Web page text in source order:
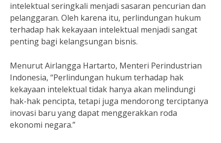
intelektual seringkali menjadi sasaran pencurian dan
pelanggaran. Oleh karena itu, perlindungan hukum
terhadap hak kekayaan intelektual menjadi sangat
penting bagi kelangsungan bisnis.
Menurut Airlangga Hartarto, Menteri Perindustrian
Indonesia, “Perlindungan hukum terhadap hak
kekayaan intelektual tidak hanya akan melindungi
hak-hak pencipta, tetapi juga mendorong terciptanya
inovasi baru yang dapat menggerakkan roda
ekonomi negara.”